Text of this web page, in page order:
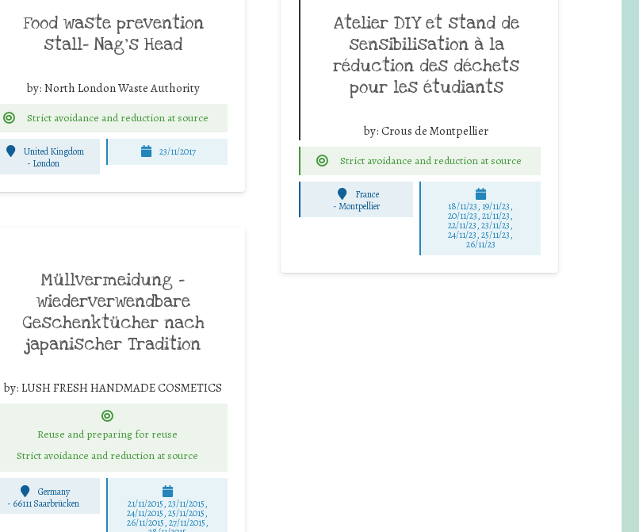
Food waste prevention
stall- Nag’s Head
by: North London Waste Authority
Strict avoidance and reduction at source
United Kingdom
- London
23/11/2017
Atelier DIY et stand de
sensibilisation à la
réduction des déchets
pour les étudiants
by: Crous de Montpellier
Strict avoidance and reduction at source
France
-Montpellier 18/11/23, 19/11/23,
20/11/23, 21/11/23,
22/11/23, 23/11/23,
24/11/23, 25/11/23,
26/11/23
Müllvermeidung –
wiederverwendbare
Geschenktücher nach
japanischer Tradition
by: LUSH FRESH HANDMADE COSMETICS
Reuse and preparing for reuse
Strict avoidance and reduction at source
Germany
- 66111 Saarbrücken 21/11/2015, 23/11/2015,
24/11/2015, 25/11/2015,
26/11/2015, 27/11/2015,